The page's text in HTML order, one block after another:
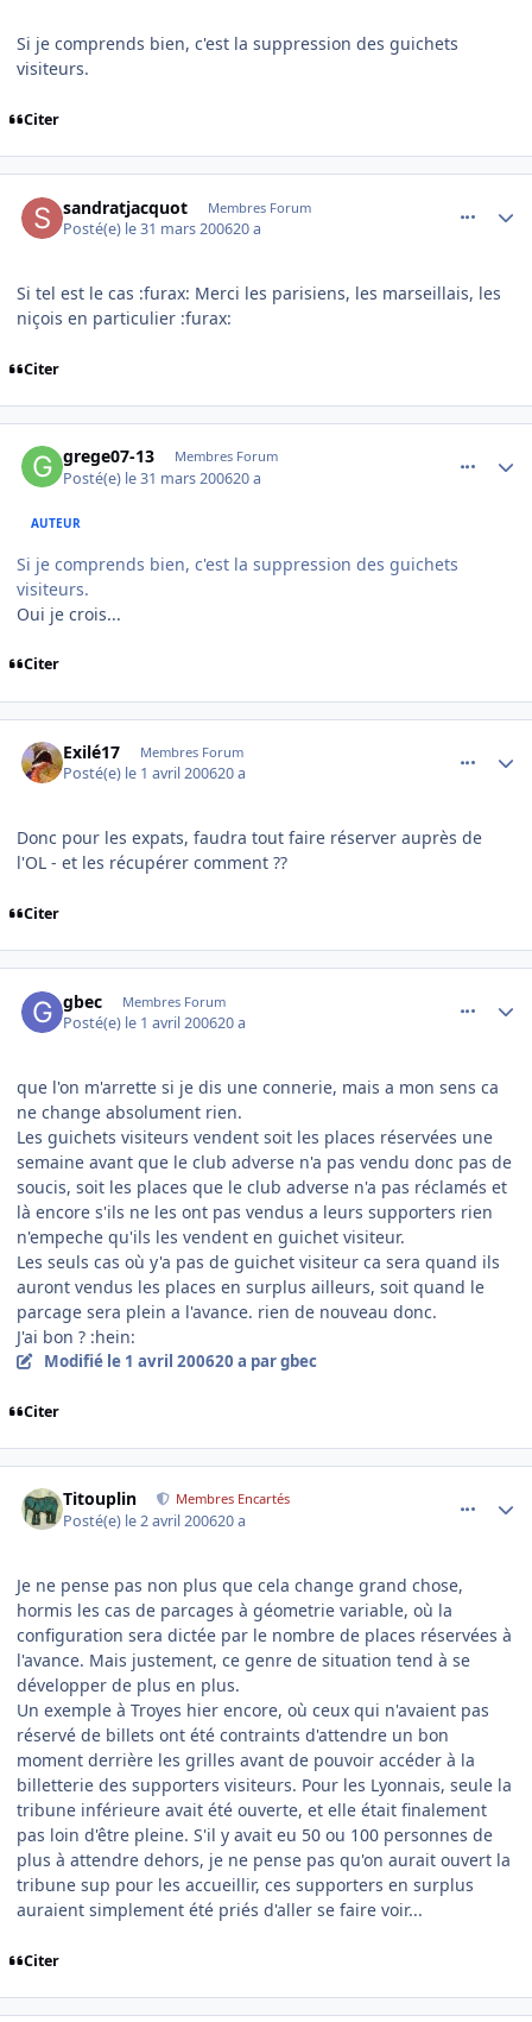
Si je comprends bien, c'est la suppression des guichets
visiteurs.
Citer
sandratjacquot Membres Forum
Posté(e) le 31 mars 200620 a
Si tel est le cas :furax: Merci les parisiens, les marseillais, les
niçois en particulier :furax:
Citer
grege07-13 Membres Forum
Posté(e) le 31 mars 200620 a
AUTEUR
Si je comprends bien, c'est la suppression des guichets
visiteurs.
Oui je crois...
Citer
Exilé17 Membres Forum
Posté(e) le 1 avril 200620 a
Donc pour les expats, faudra tout faire réserver auprès de
l'OL - et les récupérer comment ??
Citer
gbec Membres Forum
Posté(e) le 1 avril 200620 a
que l'on m'arrette si je dis une connerie, mais a mon sens ca
ne change absolument rien.
Les guichets visiteurs vendent soit les places réservées une
semaine avant que le club adverse n'a pas vendu donc pas de
soucis, soit les places que le club adverse n'a pas réclamés et
là encore s'ils ne les ont pas vendus a leurs supporters rien
n'empeche qu'ils les vendent en guichet visiteur.
Les seuls cas où y'a pas de guichet visiteur ca sera quand ils
auront vendus les places en surplus ailleurs, soit quand le
parcage sera plein a l'avance. rien de nouveau donc.
J'ai bon ? :hein:
Modifié le 1 avril 200620 a par gbec
Citer
Titouplin Membres Encartés
Posté(e) le 2 avril 200620 a
Je ne pense pas non plus que cela change grand chose,
hormis les cas de parcages à géometrie variable, où la
configuration sera dictée par le nombre de places réservées à
l'avance. Mais justement, ce genre de situation tend à se
développer de plus en plus.
Un exemple à Troyes hier encore, où ceux qui n'avaient pas
réservé de billets ont été contraints d'attendre un bon
moment derrière les grilles avant de pouvoir accéder à la
billetterie des supporters visiteurs. Pour les Lyonnais, seule la
tribune inférieure avait été ouverte, et elle était finalement
pas loin d'être pleine. S'il y avait eu 50 ou 100 personnes de
plus à attendre dehors, je ne pense pas qu'on aurait ouvert la
tribune sup pour les accueillir, ces supporters en surplus
auraient simplement été priés d'aller se faire voir...
Citer